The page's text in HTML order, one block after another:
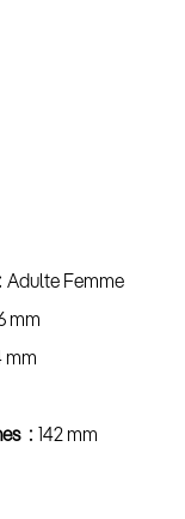
Adulte Femme
mm
mm
142 mm